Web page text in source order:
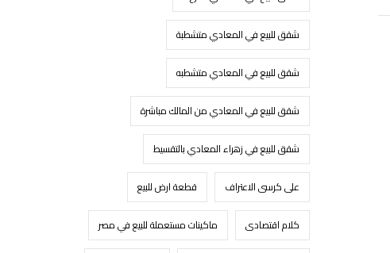
شقق للبيع في المعادي متشطبة
شقق للبيع في المعادي متشطبه
شقق للبيع في المعادي من المالك مباشرة
شقق للبيع في زهراء المعادي بالتقسيط
على كرسى الاعتراف قطعة ارض للبيع
كلام اقتصادى ماكينات مستعملة للبيع في مصر